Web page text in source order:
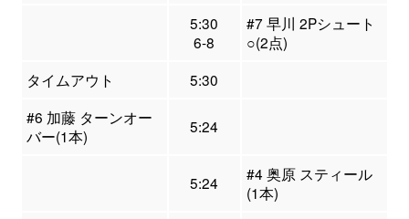
5:30
6-8
#7 早川 2Pシュート
○(2点)
タイムアウト
5:30
#6 加藤 ターンオー
バー(1本)
5:24
5:24
#4 奥原 スティール
(1本)